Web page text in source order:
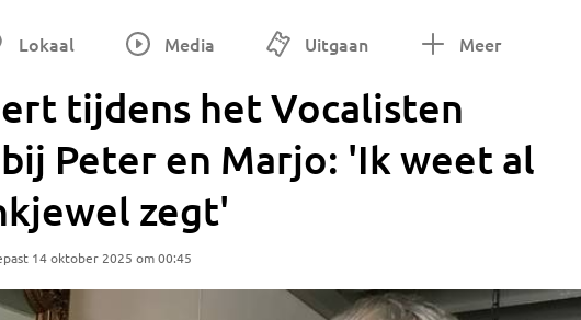
Lokaal Media Uitgaan Meer
tijdens het Vocalisten
Peter en Marjo: 'Ik weet al
zegt'
14 oktober 2025 om 00:45